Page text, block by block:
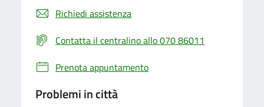
Richiedi assistenza
Contatta il centralino allo 070 86011
Prenota appuntamento
Problemi in città